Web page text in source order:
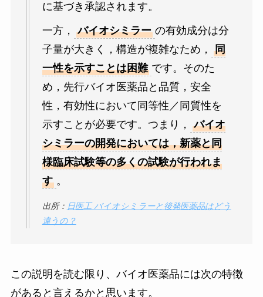
に基づき承認されます。
一方， バイオシミラー の有効成分は分
子量が大きく，構造が複雑なため，
同
一性を示すことは困難 です。そのた
め，先行バイオ医薬品と品質，安全
性，有効性において同等性／同質性を
示すことが必要です。つまり，
バイオ
シミラーの開発においては，新薬と同
様臨床試験等の多くの試験が行われま
す 。
出所： 日医工 バイオシミラーと後発医薬品はどう
違うの？
この説明を読む限り、バイオ医薬品には次の特徴
があると言えるかと思います。